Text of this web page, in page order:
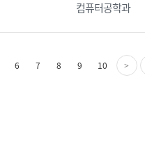
컴퓨터공학과
6 7 8 9 10 > 다
음